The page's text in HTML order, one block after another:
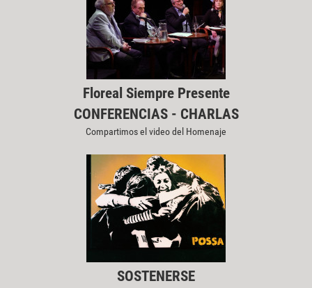
Floreal Siempre Presente
CONFERENCIAS - CHARLAS
Compartimos el video del Homenaje
SOSTENERSE